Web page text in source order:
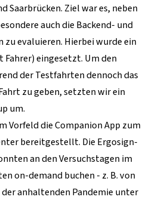
Saarbrücken. Ziel war es, neben
auch die Backend- und
evaluieren. Hierbei wurde ein
eingesetzt. Um den
der Testfahrten dennoch das
zu geben, setzten wir ein
um.
Vorfeld die Companion App zum
bereitgestellt. Die Ergosign-
an den Versuchstagen im
on-demand buchen - z. B. von
anhaltenden Pandemie unter